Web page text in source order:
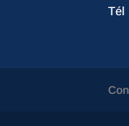
Tél